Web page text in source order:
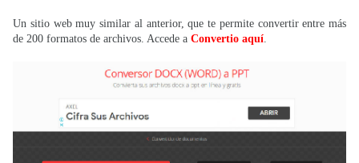
Un sitio web muy similar al anterior, que te permite convertir entre más
de 200 formatos de archivos. Accede a Convertio aquí.